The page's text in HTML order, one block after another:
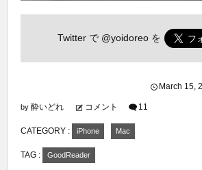
Twitter で @yoidoreo を
March 15,
by 酔いどれ コメント 11
CATEGORY : iPhone Mac
TAG : GoodReader